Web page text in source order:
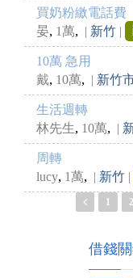
買奶粉繳電話費
晏, 1萬, | 新竹 |
10萬 急用
戴, 10萬, | 新竹
生活週轉
林先生, 10萬, |
周轉
lucy, 1萬, | 新竹 |
1 2
借錢